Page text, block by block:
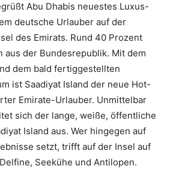
Abu Dhabis neuestes Luxus-
deutsche Urlauber auf der
des Emirats. Rund 40 Prozent
aus der Bundesrepublik. Mit dem
dem bald fertiggestellten
ist Saadiyat Island der neue Hot-
Emirate-Urlauber. Unmittelbar
sich der lange, weiße, öffentliche
Island aus. Wer hingegen auf
setzt, trifft auf der Insel auf
Seekühe und Antilopen.